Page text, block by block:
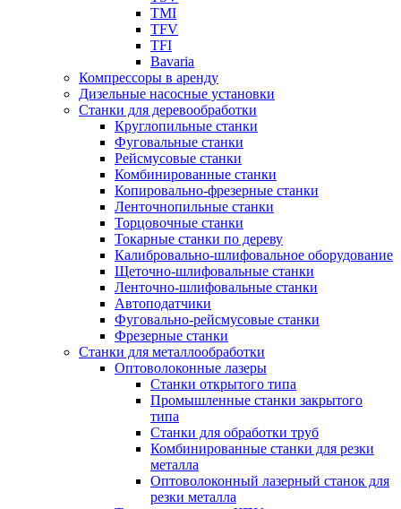
TMI
TFV
TFI
Bavaria
Компрессоры в аренду
Дизельные насосные установки
Станки для деревообработки
Круглопильные станки
Фуговальные станки
Рейсмусовые станки
Комбинированные станки
Копировально-фрезерные станки
Ленточнопильные станки
Торцовочные станки
Токарные станки по дереву
Калибровально-шлифовальное оборудование
Щеточно-шлифовальные станки
Ленточно-шлифовальные станки
Автоподатчики
Фуговально-рейсмусовые станки
Фрезерные станки
Станки для металлообработки
Оптоволоконные лазеры
Станки открытого типа
Промышленные станки закрытого
типа
Станки для обработки труб
Комбинированные станки для резки
металла
Оптоволоконный лазерный станок для
резки металла